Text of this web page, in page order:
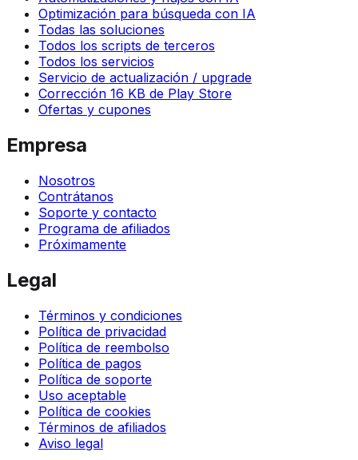
Optimización para búsqueda con IA
Todas las soluciones
Todos los scripts de terceros
Todos los servicios
Servicio de actualización / upgrade
Corrección 16 KB de Play Store
Ofertas y cupones
Empresa
Nosotros
Contrátanos
Soporte y contacto
Programa de afiliados
Próximamente
Legal
Términos y condiciones
Política de privacidad
Política de reembolso
Política de pagos
Política de soporte
Uso aceptable
Política de cookies
Términos de afiliados
Aviso legal